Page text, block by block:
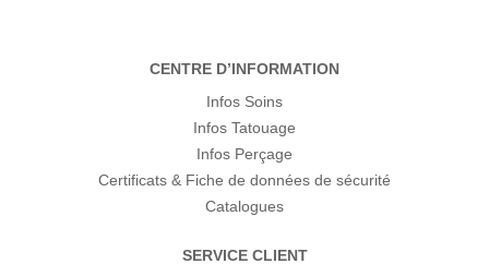
CENTRE D’INFORMATION
Infos Soins
Infos Tatouage
Infos Perçage
Certificats & Fiche de données de sécurité
Catalogues
SERVICE CLIENT